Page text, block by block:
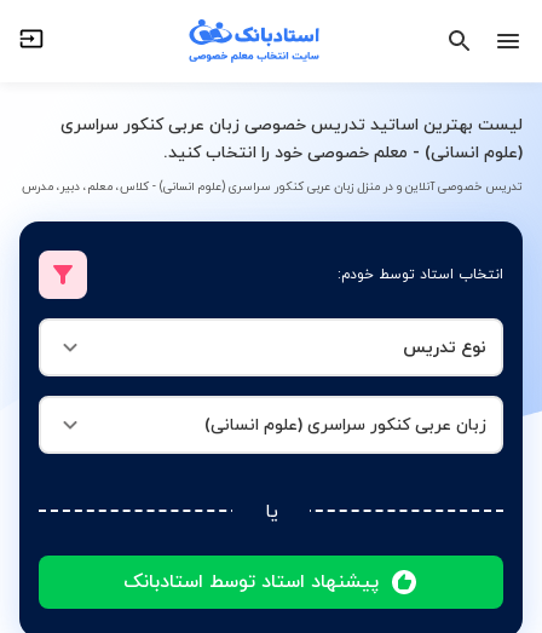
لیست بهترین اساتید تدریس خصوصی زبان عربی کنکور سراسری
(علوم انسانی) - معلم خصوصی خود را انتخاب کنید.
تدریس خصوصی آنلاین و در منزل زبان عربی کنکور سراسری (علوم انسانی) - کلاس، معلم، دبیر، مدرس
انتخاب استاد توسط خودم:
نوع تدریس
زبان عربی کنکور سراسری (علوم انسانی)
یا
پیشنهاد استاد توسط استادبانک